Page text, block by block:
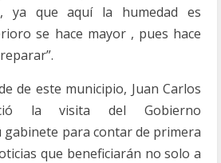
ya que aquí la humedad es
se hace mayor , pues hace
de este municipio, Juan Carlos
la visita del Gobierno
gabinete para contar de primera
que beneficiarán no solo a